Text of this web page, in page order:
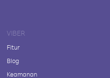
VIBER
Fitur
Blog
Keamanan